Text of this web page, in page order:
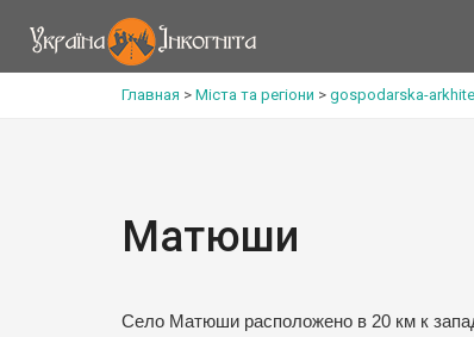
Главная > Міста та регіони > gospodarska-
Матюши
Село Матюши расположено в 20 км к